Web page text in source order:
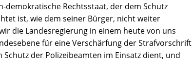
Rechtsstaat, der dem Schutz
ist, wie dem seiner Bürger, nicht weiter
die Landesregierung in einem heute von uns
für eine Verschärfung der Strafvorschrift
der Polizeibeamten im Einsatz dient, und